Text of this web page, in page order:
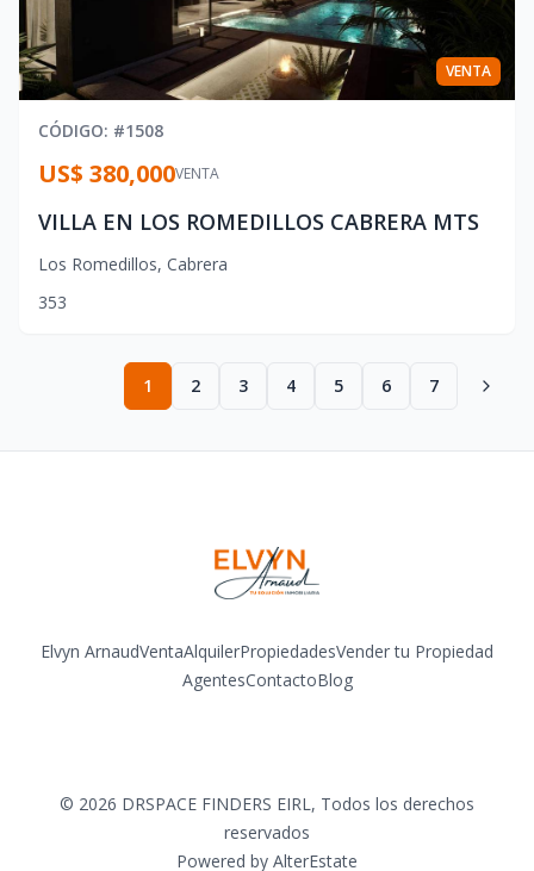
VENTA
CÓDIGO: #1508
VENTA
US$ 380,000
VILLA EN LOS ROMEDILLOS CABRERA MTS
Los Romedillos, Cabrera
353
1 2 3 4 5 6 7
Elvyn ArnaudVentaAlquilerPropiedadesVender tu Propiedad
AgentesContactoBlog
© 2026 DRSPACE FINDERS EIRL, Todos los derechos
reservados
Powered by AlterEstate